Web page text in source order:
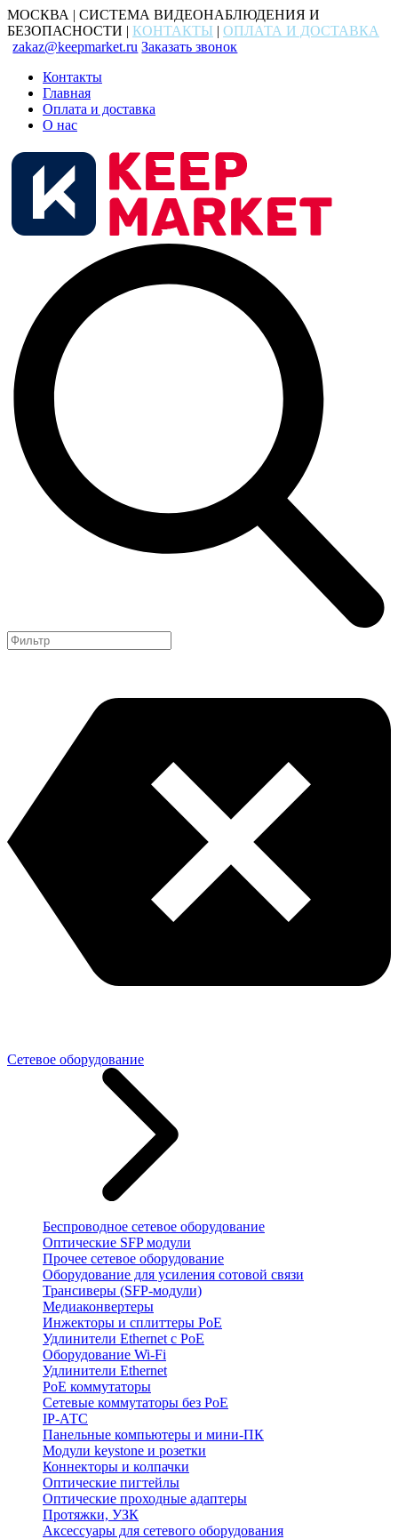
МОСКВА | СИСТЕМА ВИДЕОНАБЛЮДЕНИЯ И
БЕЗОПАСНОСТИ | КОНТАКТЫ | ОПЛАТА И ДОСТАВКА
zakaz@keepmarket.ru Заказать звонок
Контакты
Главная
Оплата и доставка
О нас
Сетевое оборудование
Беспроводное сетевое оборудование
Оптические SFP модули
Прочее сетевое оборудование
Оборудование для усиления сотовой связи
Трансиверы (SFP-модули)
Медиаконвертеры
Инжекторы и сплиттеры PoE
Удлинители Ethernet с PoE
Оборудование Wi-Fi
Удлинители Ethernet
PoE коммутаторы
Сетевые коммутаторы без PoE
IP-АТС
Панельные компьютеры и мини-ПК
Модули keystone и розетки
Коннекторы и колпачки
Оптические пигтейлы
Оптические проходные адаптеры
Протяжки, УЗК
Аксессуары для сетевого оборудования